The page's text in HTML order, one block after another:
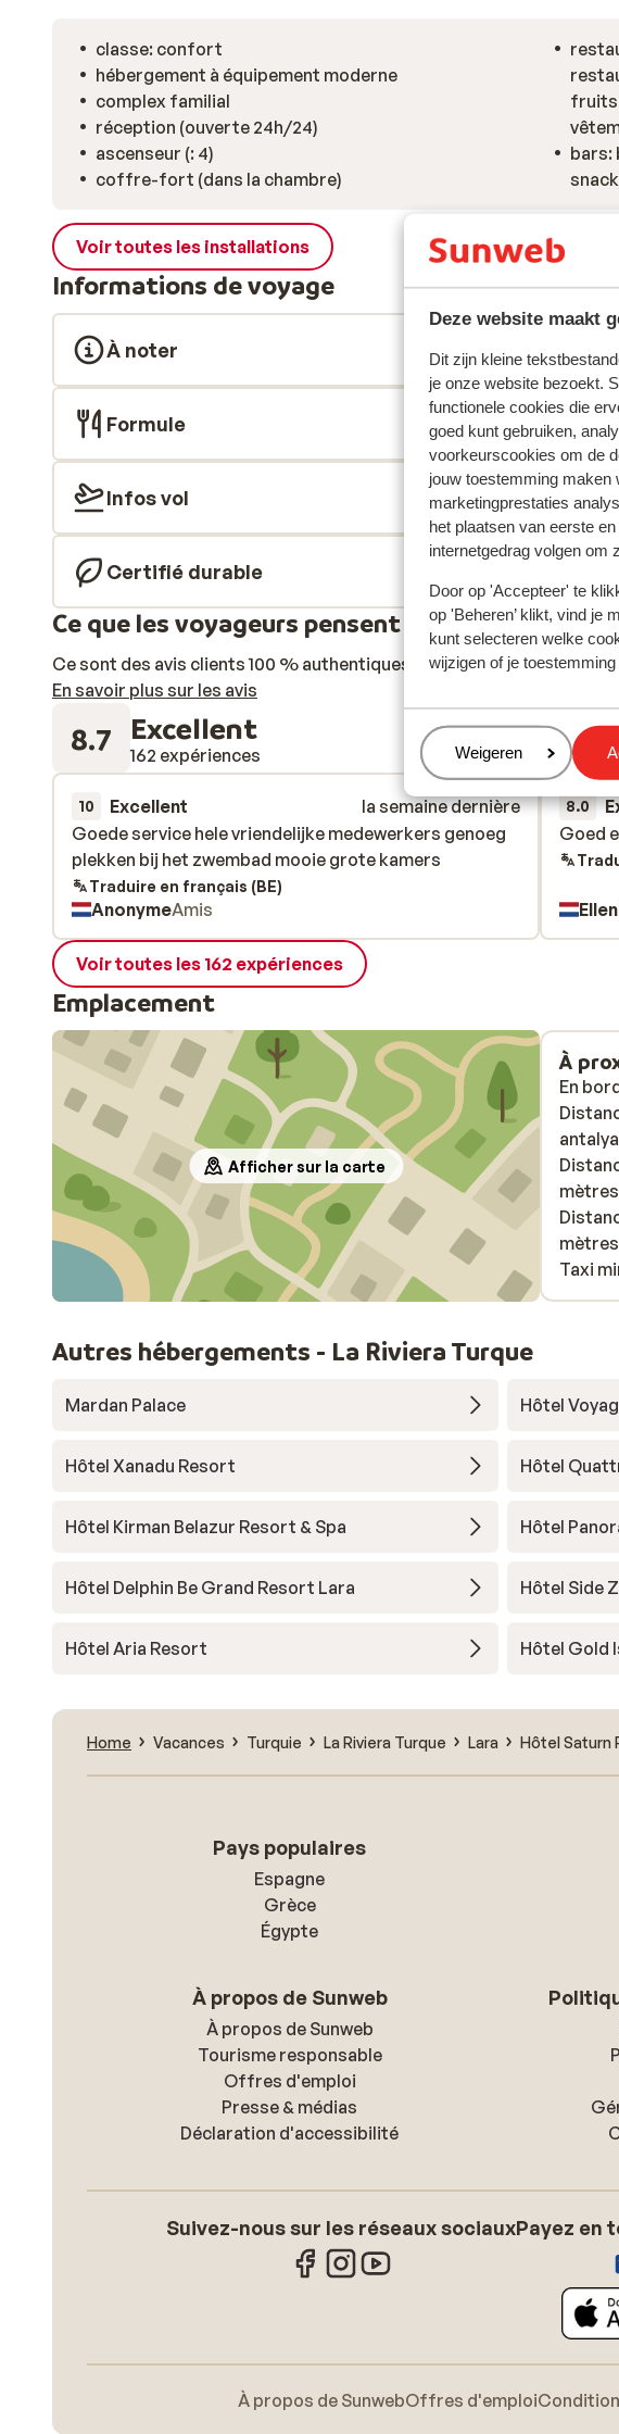
Deze website maakt
Dit zijn kleine
je onze website bezoekt.
functionele cookies die
goed kunt gebruiken,
voorkeurscookies om de
jouw toestemming maken
marketingprestaties
het plaatsen van eerste
internetgedrag volgen om
Door op 'Accepteer' te
op 'Beheren’ klikt, vind je
kunt selecteren welke
wijzigen of je
Beheren
Weigeren
classe: confort
hébergement à équipement moderne
complex familial
réception (ouverte 24h/24)
ascenseur (: 4)
coffre-fort (dans la chambre)
fruits
bars:
Voir toutes les installations
Informations de voyage
À noter
Formule
Infos vol
Certifié durable
Ce que les voyageurs pensent
Ce sont des avis clients 100 % authentiques qui reflètent fidèlement
En savoir plus sur les avis
8.7 Excellent
162 expériences
10 Excellent
la semaine dernière
Goede service hele vriendelijke medewerkers genoeg
plekken bij het zwembad mooie grote kamers
Goede service hele vriendelijke medewerkers genoeg
plekken bij het zwembad mooie grote kamers
Traduire en français (BE)
AnonymeAmis
8.0
Goed
Goed
Ellen
Voir toutes les 162 expériences
Emplacement
Afficher sur la carte
À
En
mètres
mètres
Taxi
Autres hébergements - La Riviera Turque
Mardan Palace Hôtel
Hôtel Xanadu Resort Hôtel
Hôtel Kirman Belazur Resort & Spa Hôtel
Hôtel Delphin Be Grand Resort Lara Hôtel Side
Hôtel Aria Resort Hôtel Gold
Home Vacances Turquie La Riviera Turque Lara Hôtel Saturn
Pays populaires
Espagne
Grèce
Égypte
À propos de Sunweb
À propos de Sunweb
Tourisme responsable
Offres d'emploi
Presse & médias
Déclaration d'accessibilité
Suivez-nous sur les réseaux sociauxPayez en
À propos de SunwebOffres d'emploi